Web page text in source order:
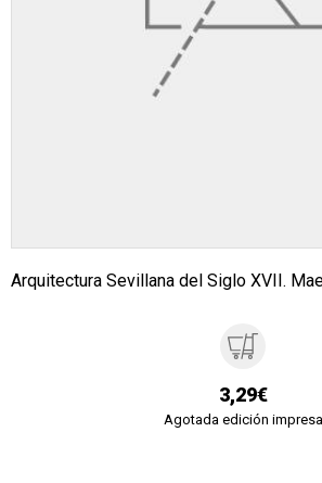
Arquitectura Sevillana del Siglo XVII.
3,29€
Agotada edición impresa